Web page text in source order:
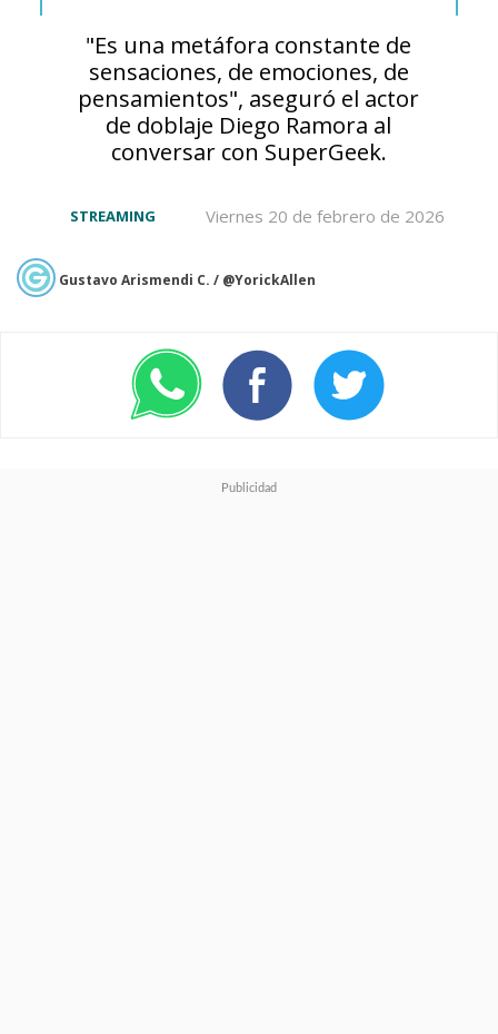
— 井上雄彦 Inoue Takehiko (@inouetake)August 9,
en cartelera en los cines de
Chile y el resto de
Latinoamérica, llegando al
top 3 de la taquilla chilena en
su primer fin de semana en
"Es una metáfora constante de
sensaciones, de emociones, de
pensamientos", aseguró el actor
de doblaje Diego Ramora al
conversar con SuperGeek.
Viernes 20 de febrero de 2026
STREAMING
Gustavo Arismendi C. / @YorickAllen